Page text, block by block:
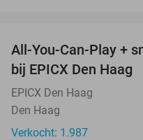
All-You-Can-Play +
bij EPICX Den Haag
EPICX Den Haag
Den Haag
Verkocht: 1.987